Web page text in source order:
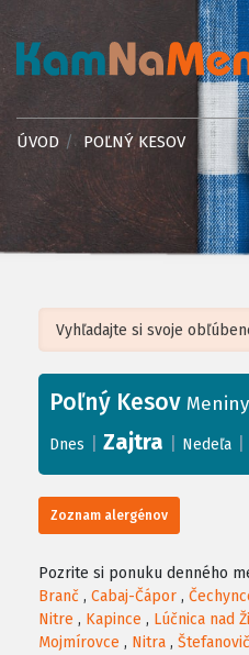
ÚVOD POĽNÝ KESOV
+
−
Leaflet| ©OpenStreetMap, Tiles
Poľný Kesov
Dnes Zajtra Nedeľa
Zoznam alergénov
Pozrite si ponuku denného
Branč , Cabaj-Čápor ,
Nitre , Kapince , Lúčnica nad
Mojmírovce , Nitra ,